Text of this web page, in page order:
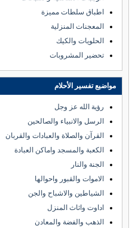
اطباق سلطات مميزة
المعجنات المنزلية
الحلويات والكيك
تحضير المشروبات
مواضيع تفسير الأحلام
رؤية الله عز وجل
الرسل والانبياء والصالحين
القرآن والصلاة والعبادات والقربان
الكعبة والمسجد واماكن العبادة
الجنة والنار
الاموات والقبور واحوالها
الشياطين والاشباح والجن
اداوت واثاث المنزل
الذهب والفضة والمعادن